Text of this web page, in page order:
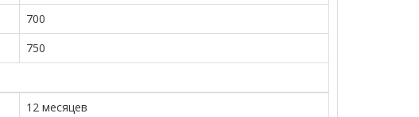
700
750
12 месяцев